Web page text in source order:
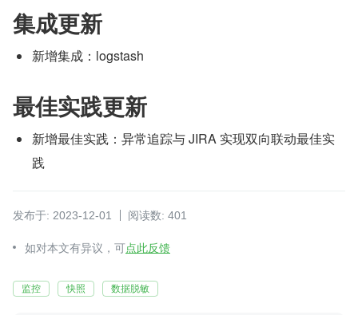
集成更新
新增集成：logstash
最佳实践更新
新增最佳实践：异常追踪与 JIRA 实现双向联动最佳实
践
发布于: 2023-12-01 阅读数: 401
如对本文有异议，可点此反馈
监控 快照 数据脱敏